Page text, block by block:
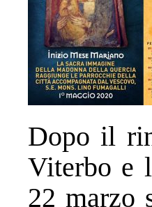
Dopo il
Viterbo e
22 marzo